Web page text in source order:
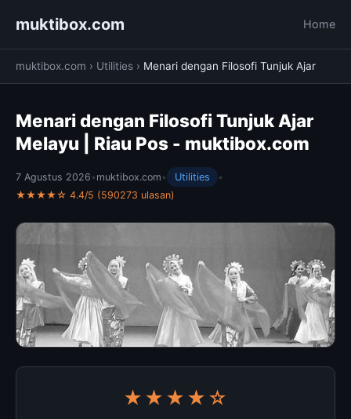
muktibox.com Home
muktibox.com › Utilities › Menari dengan Filosofi Tunjuk Ajar
Menari dengan Filosofi Tunjuk Ajar
Melayu | Riau Pos - muktibox.com
7 Agustus 2026 • muktibox.com • Utilities
•
★★★★☆ 4.4/5 (590273 ulasan)
★★★★☆